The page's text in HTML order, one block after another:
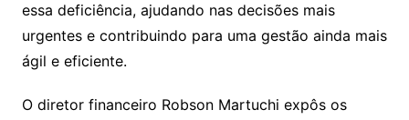
essa deficiência, ajudando nas decisões mais
urgentes e contribuindo para uma gestão ainda mais
ágil e eficiente.
O diretor financeiro Robson Martuchi expôs os